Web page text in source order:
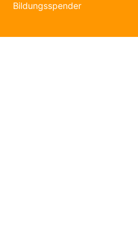
Bildungsspender